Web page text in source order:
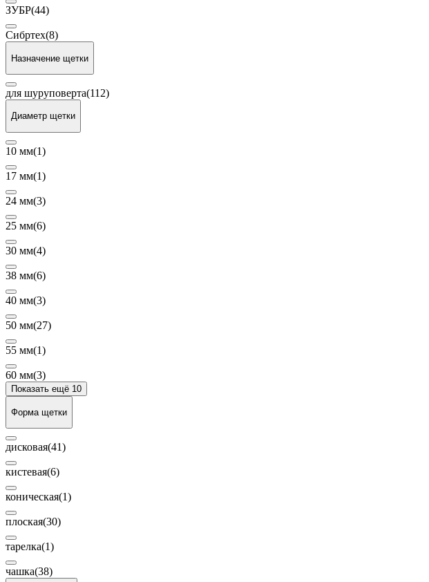
ЗУБР(44)
Сибртех(8)
Назначение щетки
для шуруповерта(112)
Диаметр щетки
10 мм(1)
17 мм(1)
24 мм(3)
25 мм(6)
30 мм(4)
38 мм(6)
40 мм(3)
50 мм(27)
55 мм(1)
60 мм(3)
Показать ещё 10
Форма щетки
дисковая(41)
кистевая(6)
коническая(1)
плоская(30)
тарелка(1)
чашка(38)